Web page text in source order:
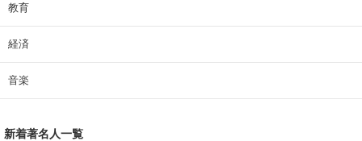
教育
経済
音楽
新着著名人一覧